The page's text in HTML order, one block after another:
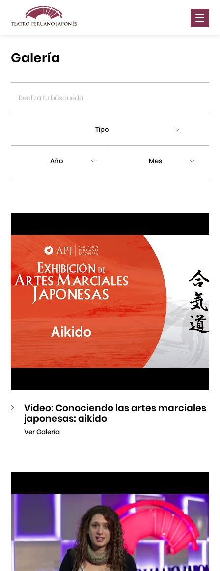
Centro Cultural Peruano Japonés
Teatro Peruano Japonés
Galería
Tipo
Año Mes
Video: Conociendo las artes marciales
japonesas: aikido
Ver Galería